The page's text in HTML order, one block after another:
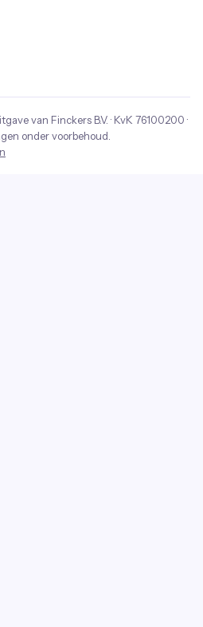
van Finckers B.V. · KvK 76100200 ·
onder voorbehoud.